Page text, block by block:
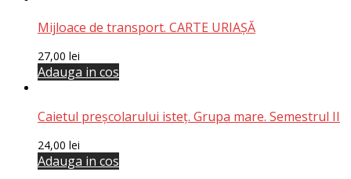
Mijloace de transport. CARTE URIAȘĂ
27,00 lei
Adauga in cos
Caietul preşcolarului isteț. Grupa mare. Semestrul II
24,00 lei
Adauga in cos